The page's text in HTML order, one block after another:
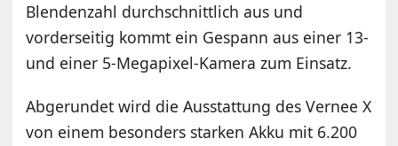
Blendenzahl durchschnittlich aus und
vorderseitig kommt ein Gespann aus einer 13-
und einer 5-Megapixel-Kamera zum Einsatz.
Abgerundet wird die Ausstattung des Vernee X
von einem besonders starken Akku mit 6.200